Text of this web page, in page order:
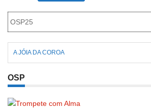
A JÓIA DA COROA
OSP